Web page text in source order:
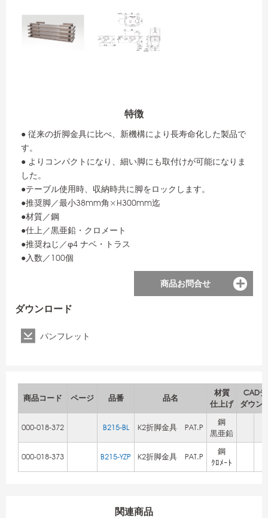
特徴
● 従来の折脚金具に比べ、新機構により長寿命化した製品で
す。
● よりコンパクトになり、細い脚にも取付けが可能になりま
した。
●テーブル使用時、収納時共に脚をロックします。
●推奨脚／最小38mm角×H300mm迄
●材質／鋼
●仕上／黒亜鉛・クロメート
●推奨ねじ／φ4 ナベ・トラス
●入数／100個
商品お問合せ
ダウンロード
パンフレット
商品コード ページ 品番 品名
材質
仕上げ
CAD
ダウン
000-018-372 B215-BL K2折脚金具 PAT.P
鋼
黒亜鉛
000-018-373 B215-YZP K2折脚金具 PAT.P
鋼
ｸﾛﾒｰﾄ
関連商品